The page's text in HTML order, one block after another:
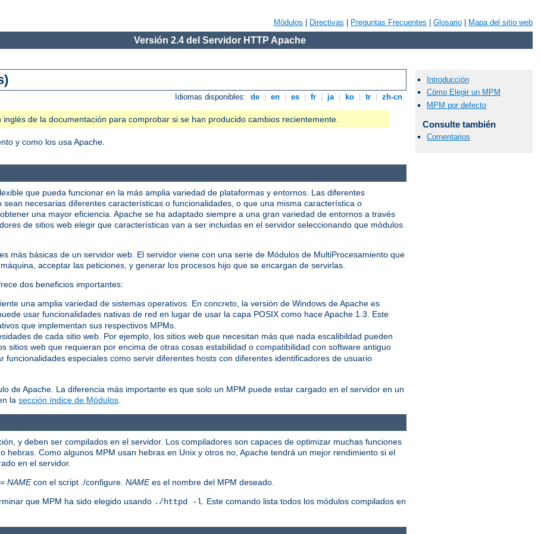
Módulos Directivas Preguntas Frecuentes Glosario Mapa del sitio web
Versión 2.4 del Servidor HTTP Apache
Idiomas disponibles: de en es fr ja ko tr zh-cn
de la documentación para comprobar si se han producido cambios recientemente.
y como los usa Apache.
Introducción
Cómo Elegir un MPM
MPM por defecto
Consulte también
Comentarios
que pueda funcionar en la más amplia variedad de plataformas y entornos. Las diferentes
necesarias diferentes características o funcionalidades, o que una misma característica o
una mayor eficiencia. Apache se ha adaptado siempre a una gran variedad de entornos a través
de sitios web elegir que características van a ser incluidas en el servidor seleccionando que módulos
más básicas de un servidor web. El servidor viene con una serie de Módulos de MultiProcesamiento que
acceptar las peticiones, y generar los procesos hijo que se encargan de servirlas.
dos beneficios importantes:
una amplia variedad de sistemas operativos. En concreto, la versión de Windows de Apache es
usar funcionalidades nativas de red en lugar de usar la capa POSIX como hace Apache 1.3. Este
que implementan sus respectivos MPMs.
de cada sitio web. Por ejemplo, los sitios web que necesitan más que nada escalibildad pueden
sitios web que requieran por encima de otras cosas estabilidad o compatibilidad con software antiguo
funcionalidades especiales como servir diferentes hosts con diferentes identificadores de usuario
de Apache. La diferencia más importante es que solo un MPM puede estar cargado en el servidor en un
la sección índice de Módulos
y deben ser compilados en el servidor. Los compiladores son capaces de optimizar muchas funciones
hebras. Como algunos MPM usan hebras en Unix y otros no, Apache tendrá un mejor rendimiento si el
en el servidor.
NAMEcon el script ./configure. NAMEes el nombre del MPM deseado.
que MPM ha sido elegido usando ./httpd -l . Este comando lista todos los módulos compilados en